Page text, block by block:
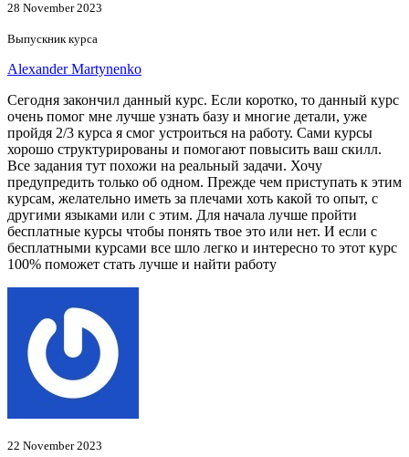
28 November 2023
Выпускник курса
Alexander Martynenko
Сегодня закончил данный курс. Если коротко, то данный курс
очень помог мне лучше узнать базу и многие детали, уже
пройдя 2/3 курса я смог устроиться на работу. Сами курсы
хорошо структурированы и помогают повысить ваш скилл.
Все задания тут похожи на реальный задачи. Хочу
предупредить только об одном. Прежде чем приступать к этим
курсам, желательно иметь за плечами хоть какой то опыт, с
другими языками или с этим. Для начала лучше пройти
бесплатные курсы чтобы понять твое это или нет. И если с
бесплатными курсами все шло легко и интересно то этот курс
100% поможет стать лучше и найти работу
22 November 2023